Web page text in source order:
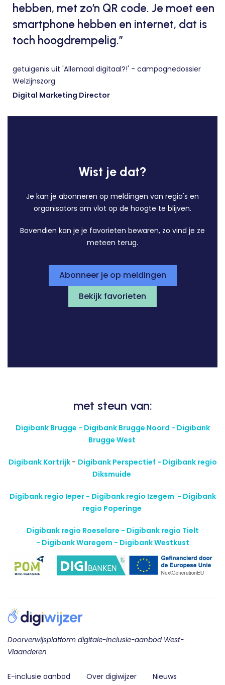
hebben, met zo’n QR code. Je moet een
smartphone hebben en internet, dat is
toch hoogdrempelig.”
getuigenis uit 'Allemaal digitaal?!' - campagnedossier
Welzijnszorg
Digital Marketing Director
Wist je dat?
Je kan je abonneren op meldingen van regio's en
organisators om vlot op de hoogte te blijven.
Bovendien kan je je favorieten bewaren, zo vind je ze
meteen terug.
Abonneer je op meldingen
Bekijk favorieten
met steun van:
Digibank Brugge - Digibank Brugge Noord - Digibank
Brugge West
Digibank Kortrijk - Digibank Perspectief - Digibank regio
Diksmuide
Digibank regio Ieper - Digibank regio Izegem - Digibank
regio Poperinge
Digibank regio Roeselare - Digibank regio Tielt
- Digibank Waregem - Digibank Westkust
Doorverwijsplatform digitale-inclusie-aanbod West-
Vlaanderen
E-inclusie aanbod Over digiwijzer Nieuws